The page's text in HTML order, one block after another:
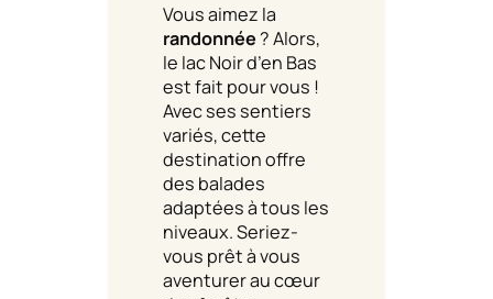
Vous aimez la
randonnée ? Alors,
le lac Noir d’en Bas
est fait pour vous !
Avec ses sentiers
variés, cette
destination offre
des balades
adaptées à tous les
niveaux. Seriez-
vous prêt à vous
aventurer au cœur